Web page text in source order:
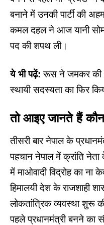
बनाने में उनकी पार्टी की
कमल दहल ने आज यानी
पद की शपथ ली।
ये भी पढ़ें: रूस ने जमकर की
स्थायी सदस्यता का फिर
तो आइए जानते हैं
‌तीसरी बार नेपाल के
पहचान नेपाल में क्रांति
में माओवादी विद्रोह का ना
हिमालयी देश के राजशाही
लोकतांत्रिक व्यवस्था शुरू
पहले प्रधानमंत्री बनने का